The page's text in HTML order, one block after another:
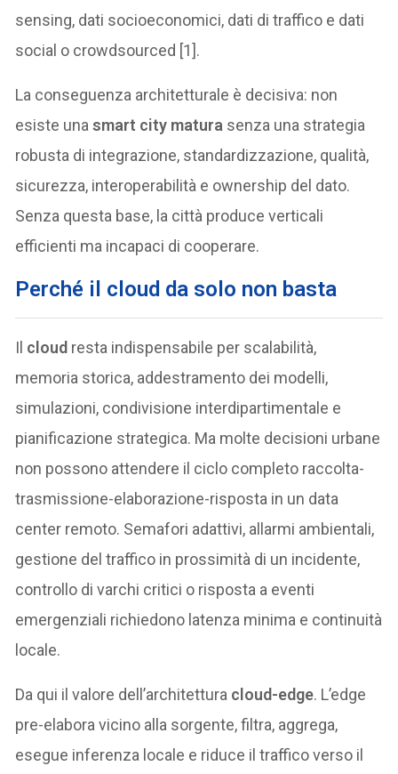
sensing, dati socioeconomici, dati di traffico e dati
social o crowdsourced [1].
La conseguenza architetturale è decisiva: non
esiste unasmart city matura senza una strategia
robusta di integrazione, standardizzazione, qualità,
sicurezza, interoperabilità e ownership del dato.
Senza questa base, la città produce verticali
efficienti ma incapaci di cooperare.
Perché il cloud da solo non basta
Il cloud resta indispensabile per scalabilità,
memoria storica, addestramento dei modelli,
simulazioni, condivisione interdipartimentale e
pianificazione strategica. Ma molte decisioni urbane
non possono attendere il ciclo completo raccolta-
trasmissione-elaborazione-risposta in un data
center remoto. Semafori adattivi, allarmi ambientali,
gestione del traffico in prossimità di un incidente,
controllo di varchi critici o risposta a eventi
emergenziali richiedono latenza minima e continuità
locale.
Da qui il valore dell’architettura cloud-edge. L’edge
pre-elabora vicino alla sorgente, filtra, aggrega,
esegue inferenza locale e riduce il traffico verso il